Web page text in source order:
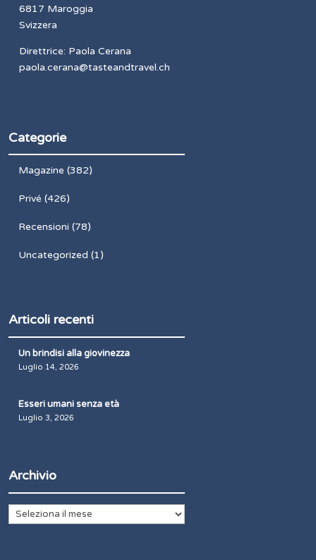
6817 Maroggia
Svizzera
Direttrice: Paola Cerana
paola.cerana@tasteandtravel.ch
Categorie
Magazine (382)
Privé (426)
Recensioni (78)
Uncategorized (1)
Articoli recenti
Un brindisi alla giovinezza
Luglio 14, 2026
Esseri umani senza età
Luglio 3, 2026
Archivio